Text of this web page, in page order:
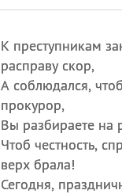
К преступникам
расправу скор,
А соблюдался,
прокурор,
Вы разбираете на
Чтоб честность,
верх брала!
Сегодня,